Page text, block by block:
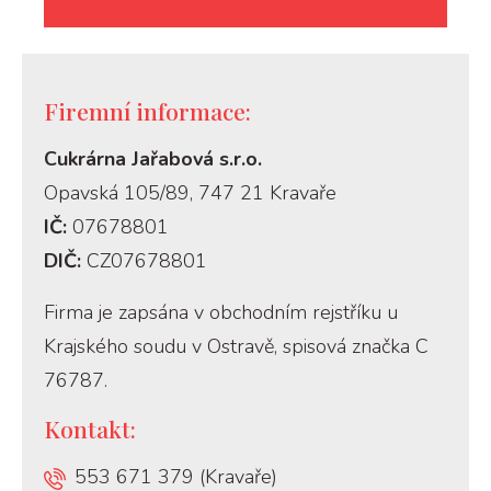
Firemní informace:
Cukrárna Jařabová s.r.o.
Opavská 105/89, 747 21 Kravaře
IČ: 07678801
DIČ: CZ07678801
Firma je zapsána v obchodním rejstříku u
Krajského soudu v Ostravě, spisová značka C
76787.
Kontakt:
553 671 379 (Kravaře)